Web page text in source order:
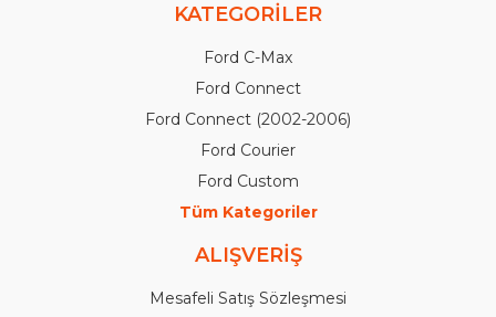
KATEGORİLER
Ford C-Max
Ford Connect
Ford Connect (2002-2006)
Ford Courier
Ford Custom
Tüm Kategoriler
ALIŞVERİŞ
Mesafeli Satış Sözleşmesi